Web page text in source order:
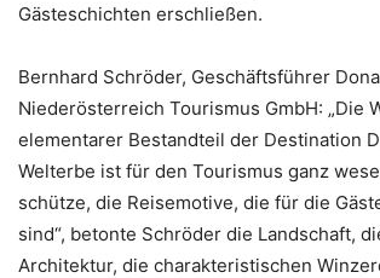
Gästeschichten erschließen.
Bernhard Schröder, Geschäftsführer
Niederösterreich Tourismus GmbH: „Die
elementarer Bestandteil der Destination
Welterbe ist für den Tourismus ganz
schütze, die Reisemotive, die für die
sind“, betonte Schröder die Landschaft,
Architektur, die charakteristischen